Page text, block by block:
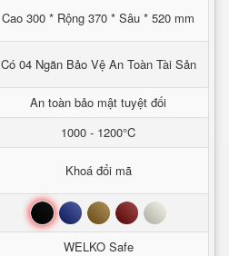
Cao 300 * Rộng 370 * Sâu * 520 mm
Có 04 Ngăn Bảo Vệ An Toàn Tài Sản
An toàn bảo mật tuyệt đối
1000 - 1200°C
Khoá đổi mã
Đen Xanh Nâu Đỏ Trắng
WELKO Safe